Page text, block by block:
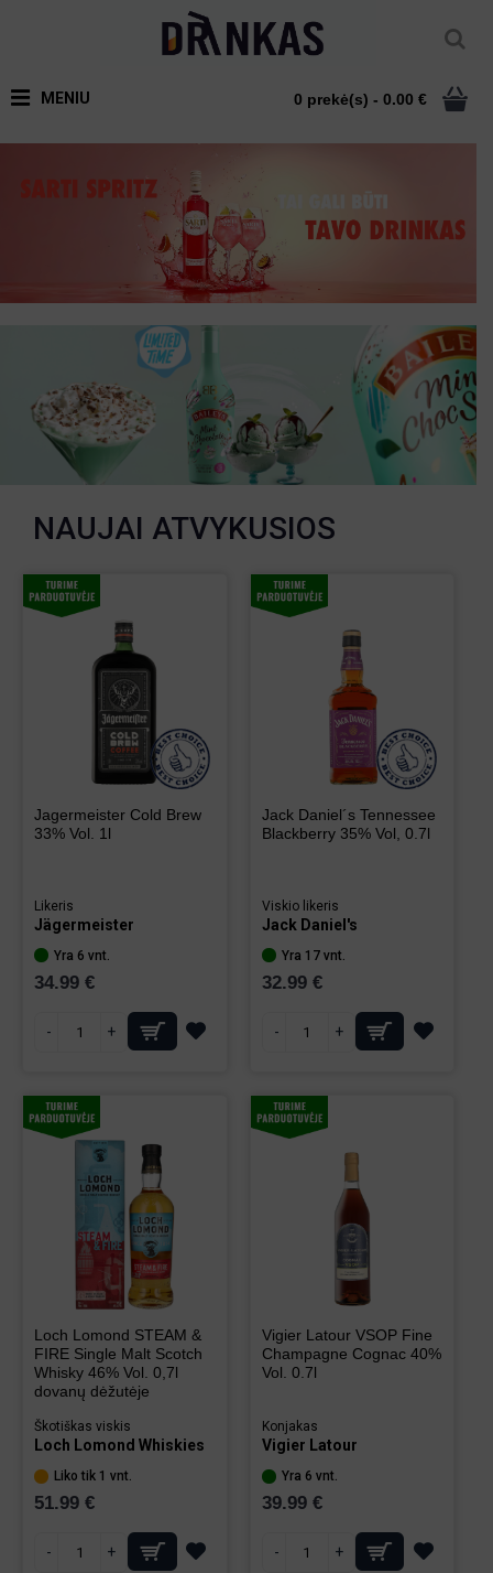
0 prekė(s) - 0.00 €
MENIU
NAUJAI ATVYKUSIOS
Jagermeister Cold Brew
33% Vol. 1l
Likeris
Jägermeister
Yra 6 vnt.
34.99 €
- +
Jack Daniel´s Tennessee
Blackberry 35% Vol, 0.7l
Viskio likeris
Jack Daniel's
Yra 17 vnt.
32.99 €
- +
Loch Lomond STEAM &
FIRE Single Malt Scotch
Whisky 46% Vol. 0,7l
dovanų dėžutėje
Škotiškas viskis
Loch Lomond Whiskies
Liko tik 1 vnt.
51.99 €
- +
Vigier Latour VSOP Fine
Champagne Cognac 40%
Vol. 0.7l
Konjakas
Vigier Latour
Yra 6 vnt.
39.99 €
- +